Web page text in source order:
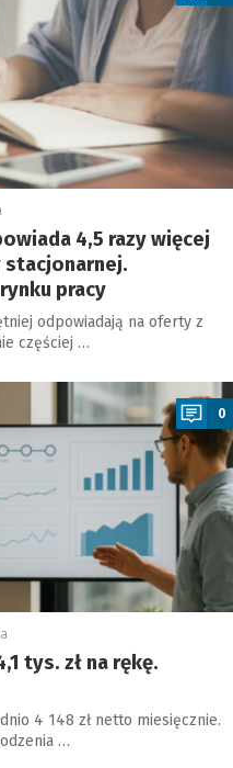
4,5 razy więcej
stacjonarnej.
pracy
odpowiadają na oferty z
częściej …
0
tys. zł na rękę.
4 148 zł netto miesięcznie.
…